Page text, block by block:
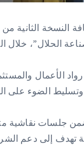
النسخة الثانية
صناعة الحلال”، خلال
الأعمال
وتسليط الضوء على
جلسات
تهدف إلى دعم